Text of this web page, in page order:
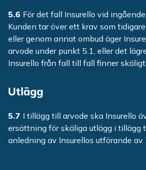
5.6 För det fall Insurello vid
Kunden tar över ett krav som
eller genom annat ombud äger
arvode under punkt 5.1, eller det
Insurello från fall till fall finner skäligt.
Utlägg
5.7 I tillägg till arvode ska Insurello
ersättning för skäliga utlägg i tillägg
anledning av Insurellos utförande av